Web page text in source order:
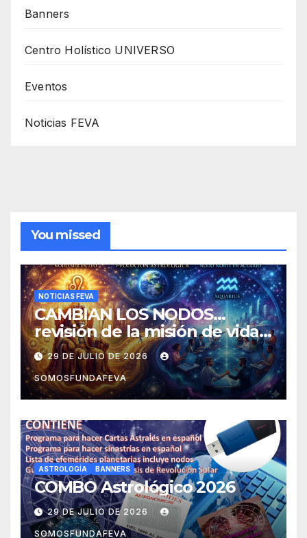
Banners
Centro Holístico UNIVERSO
Eventos
Noticias FEVA
You missed
NOTICIAS FEVA
CAMBIAN LOS NODOS…
revisión de la misión de vida y
experiencias
29 DE JULIO DE 2026
SOMOSFUNDAFEVA
ASTROLOGÍA BANNERS
COMBO Astrológico 2026
29 DE JULIO DE 2026
SOMOSFUNDAFEVA